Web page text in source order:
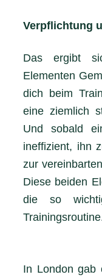
Verpflichtung
Das ergibt
Elementen
dich beim
eine ziemlich
Und sobald
ineffizient, ihn
zur
Diese beiden
die so
In London gab